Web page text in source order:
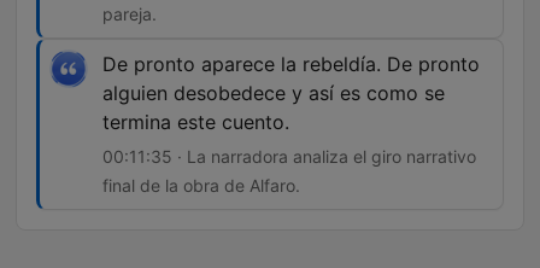
pareja.
De pronto aparece la rebeldía. De pronto
alguien desobedece y así es como se
termina este cuento.
00:11:35 · La narradora analiza el giro narrativo
final de la obra de Alfaro.